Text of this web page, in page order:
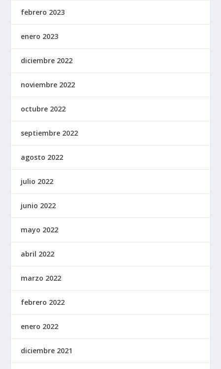
febrero 2023
enero 2023
diciembre 2022
noviembre 2022
octubre 2022
septiembre 2022
agosto 2022
julio 2022
junio 2022
mayo 2022
abril 2022
marzo 2022
febrero 2022
enero 2022
diciembre 2021